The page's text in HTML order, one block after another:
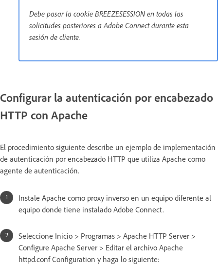
Debe pasar la cookie BREEZESESSION en todas las
solicitudes posteriores a Adobe Connect durante esta
sesión de cliente.
Configurar la autenticación por encabezado
HTTP con Apache
El procedimiento siguiente describe un ejemplo de implementación
de autenticación por encabezado HTTP que utiliza Apache como
agente de autenticación.
Instale Apache como proxy inverso en un equipo diferente al
equipo donde tiene instalado Adobe Connect.
Seleccione Inicio > Programas > Apache HTTP Server >
Configure Apache Server > Editar el archivo Apache
httpd.conf Configuration y haga lo siguiente: